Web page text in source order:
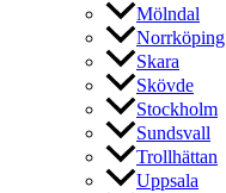
Mölndal
Norrköping
Skara
Skövde
Stockholm
Sundsvall
Trollhättan
Uppsala